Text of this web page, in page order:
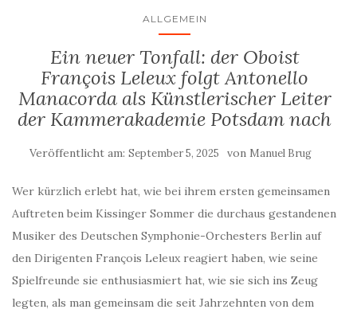
ALLGEMEIN
Ein neuer Tonfall: der Oboist
François Leleux folgt Antonello
Manacorda als Künstlerischer Leiter
der Kammerakademie Potsdam nach
Veröffentlicht am: September 5, 2025 von Manuel Brug
Wer kürzlich erlebt hat, wie bei ihrem ersten gemeinsamen
Auftreten beim Kissinger Sommer die durchaus gestandenen
Musiker des Deutschen Symphonie-Orchesters Berlin auf
den Dirigenten François Leleux reagiert haben, wie seine
Spielfreunde sie enthusiasmiert hat, wie sie sich ins Zeug
legten, als man gemeinsam die seit Jahrzehnten von dem